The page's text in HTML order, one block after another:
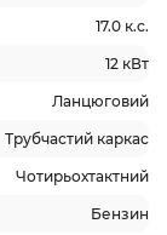
17.0 к.с.
12 кВт
Ланцюговий
Трубчастий каркас
Чотирьохтактний
Бензин